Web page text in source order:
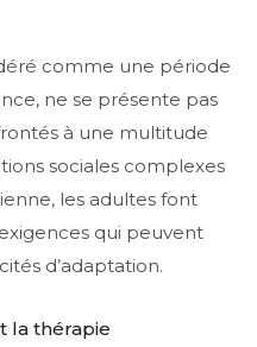
comme une période
ne se présente pas
à une multitude
sociales complexes
les adultes font
qui peuvent
d’adaptation.
la thérapie